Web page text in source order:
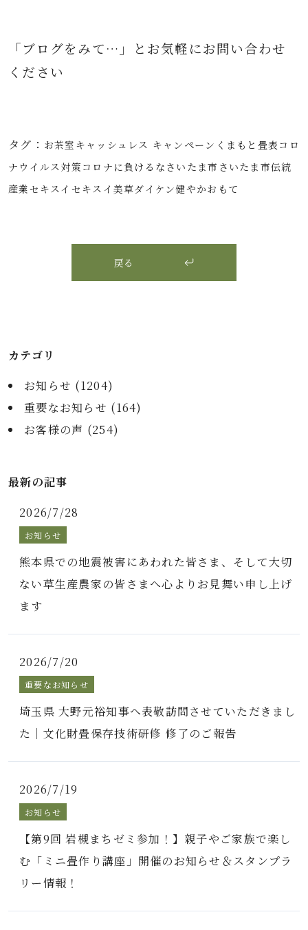
「ブログをみて…」とお気軽にお問い合わせ
ください
タグ： お茶室 キャッシュレス キャンペーン くまもと畳表 コロ
ナウイルス対策 コロナに負けるな さいたま市 さいたま市伝統
産業セキスイ セキスイ美草ダイケン健やかおもて
戻る
カテゴリ
お知らせ (1204)
重要なお知らせ (164)
お客様の声 (254)
最新の記事
2026/7/28
お知らせ
熊本県での地震被害にあわれた皆さま、そして大切
ない草生産農家の皆さまへ心よりお見舞い申し上げ
ます
2026/7/20
重要なお知らせ
埼玉県 大野元裕知事へ表敬訪問させていただきまし
た｜文化財畳保存技術研修 修了のご報告
2026/7/19
お知らせ
【第9回 岩槻まちゼミ参加！】親子やご家族で楽し
む「ミニ畳作り講座」開催のお知らせ＆スタンプラ
リー情報！